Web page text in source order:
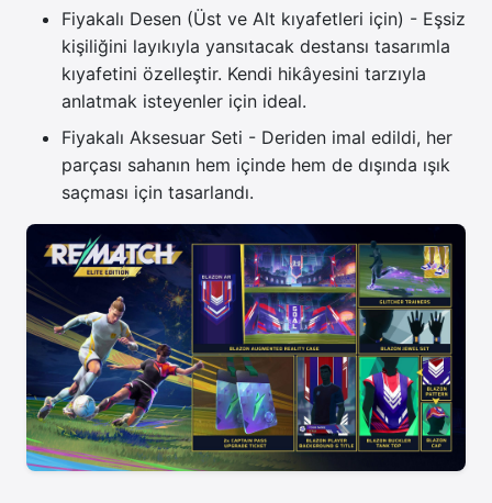
Fiyakalı Desen (Üst ve Alt kıyafetleri için) - Eşsiz
kişiliğini layıkıyla yansıtacak destansı tasarımla
kıyafetini özelleştir. Kendi hikâyesini tarzıyla
anlatmak isteyenler için ideal.
Fiyakalı Aksesuar Seti - Deriden imal edildi, her
parçası sahanın hem içinde hem de dışında ışık
saçması için tasarlandı.